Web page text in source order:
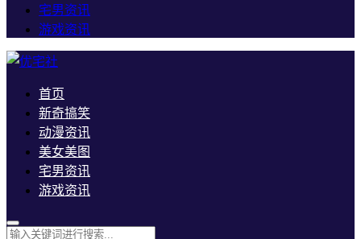
宅男资讯
游戏资讯
首页
新奇搞笑
动漫资讯
美女美图
宅男资讯
游戏资讯